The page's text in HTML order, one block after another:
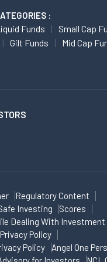
:
Funds
Small Cap
Gilt Funds
Mid Cap
Regulatory Content
Investing
Scores
Dealing With
Privacy Policy
Policy
Angel One